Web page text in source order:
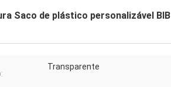
Saco de plástico personalizável BIB
Transparente